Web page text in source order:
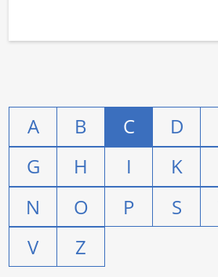
A B C D
G
H I K
N
O P S
V
Z